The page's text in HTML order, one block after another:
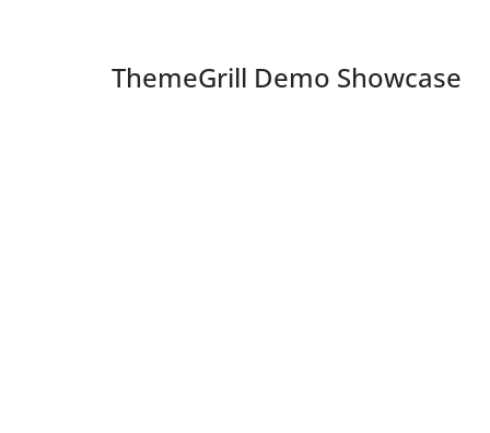
ThemeGrill Demo Showcase